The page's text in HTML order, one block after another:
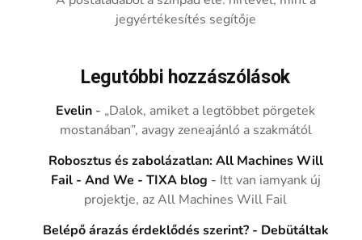
jegyértékesítés segítője
Legutóbbi hozzászólások
Evelin - „Dalok, amiket a legtöbbet pörgetek
mostanában”, avagy zeneajánló a szakmától
Robosztus és zabolázatlan: All Machines Will
Fail - And We - TIXA blog - Itt van iamyank új
projektje, az All Machines Will Fail
Belépő árazás érdeklődés szerint? - Debütáltak